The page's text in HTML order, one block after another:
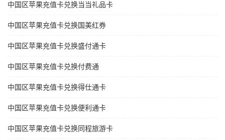
中国区苹果充值卡兑换当当礼品卡
中国区苹果充值卡兑换国美红券
中国区苹果充值卡兑换盛付通卡
中国区苹果充值卡兑换付费通
中国区苹果充值卡兑换得仕通卡
中国区苹果充值卡兑换便利通卡
中国区苹果充值卡兑换同程旅游卡